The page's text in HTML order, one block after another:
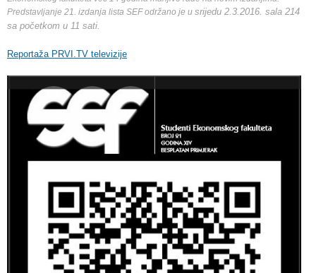
Predstavljanje 21. izdanja lista SEF održano je u srijedu 2.3.2016. sala 214
sa početkom u 11 sati.
Reportaža PRVI.TV televizije